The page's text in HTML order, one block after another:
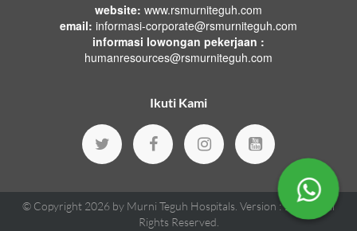
website: www.rsmurniteguh.com
email: informasi-corporate@rsmurniteguh.com
informasi lowongan pekerjaan :
humanresources@rsmurniteguh.com
Ikuti Kami
© Copyright 2026 by Murni Teguh Hospitals Version : 1.18.70
All
Rights Reserved.